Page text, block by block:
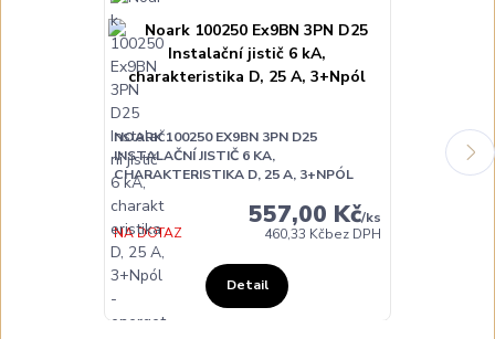
NOARK 100250 EX9BN 3PN D25
INSTALAČNÍ JISTIČ 6 KA,
CHARAKTERISTIKA D, 25 A, 3+NPÓL
557,00 Kč/ks
460,33 Kčbez DPH
NA DOTAZ
Detail
NOARK
INSTALAČNÍ